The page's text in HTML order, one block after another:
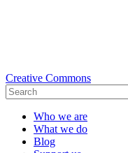
Creative Commons
Who we are
What we do
Blog